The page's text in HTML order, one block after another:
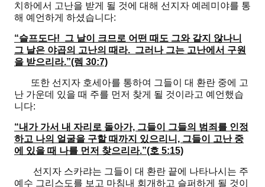
치하에서 고난을 받게 될 것에 대해 선지자 예레미야를 통
해 예언하게 하셨습니다:
“슬프도다! 그 날이 크므로 어떤 때도 그와 같지 않나니
그 날은 야곱의 고난의 때라. 그러나 그는 고난에서 구원
을 받으리라.”(렘 30:7)
또한 선지자 호세아를 통하여 그들이 대 환란 중에 고
난 가운데 있을 때 주를 먼저 찾게 될 것이라고 예언했습
니다:
“내가 가서 내 자리로 돌아가, 그들이 그들의 범죄를 인정
하고 나의 얼굴을 구할 때까지 있으리니, 그들이 고난 중
에 있을 때 나를 먼저 찾으리라.”(호 5:15)
선지자 스카랴는 그들이 대 환란 끝에 나타나시는 주
예수 그리스도를 보고 마침내 회개하고 슬퍼하게 될 것이